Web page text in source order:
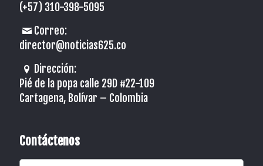
(+57) 310-398-5095
Correo:
director@noticias625.co
Dirección:
Pié de la popa calle 29D #22-109
Cartagena, Bolívar – Colombia
Contáctenos